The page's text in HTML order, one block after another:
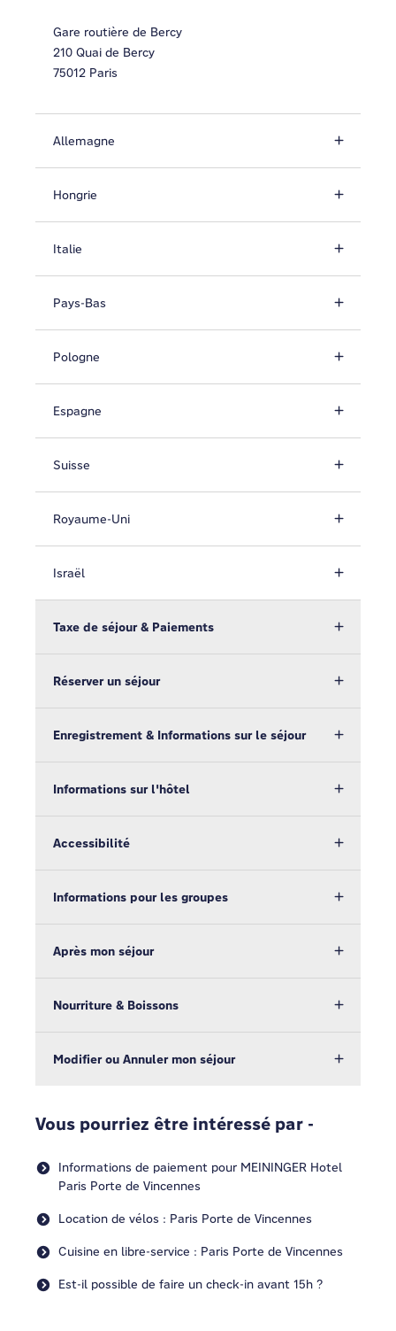
Gare routière de Bercy
210 Quai de Bercy
75012 Paris
Allemagne
Hongrie
Italie
Pays-Bas
Pologne
Espagne
Suisse
Royaume-Uni
Israël
Taxe de séjour & Paiements
Réserver un séjour
Enregistrement & Informations sur le séjour
Informations sur l'hôtel
Accessibilité
Informations pour les groupes
Après mon séjour
Nourriture & Boissons
Modifier ou Annuler mon séjour
Vous pourriez être intéressé par -
Informations de paiement pour MEININGER Hotel
Paris Porte de Vincennes
Location de vélos : Paris Porte de Vincennes
Cuisine en libre-service : Paris Porte de Vincennes
Est-il possible de faire un check-in avant 15h ?